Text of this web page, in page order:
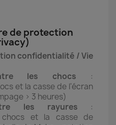
de protection
confidentialité / Vie
les chocs :
et la casse de l'écran
> 3 heures)
les rayures :
chocs et la casse de